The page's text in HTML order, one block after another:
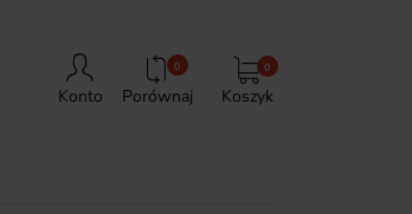
Konto
0
Porównaj Koszyk
0